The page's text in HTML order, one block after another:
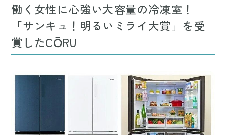
働く女性に心強い大容量の冷凍室！
「サンキュ！明るいミライ大賞」を受
賞したCŌRU